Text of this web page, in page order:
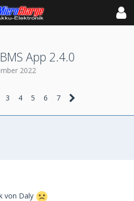
App 2.4.0
2022
3 4 5 6 7
von Daly